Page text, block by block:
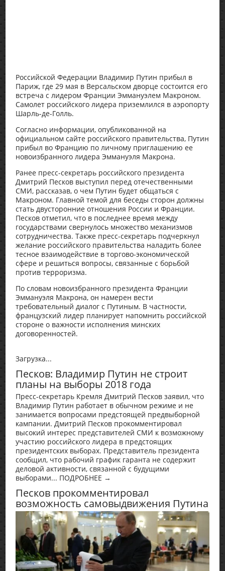
Российской Федерации Владимир Путин прибыл в
Париж, где 29 мая в Версальском дворце состоится его
встреча с лидером Франции Эммануэлем Макроном.
Самолет российского лидера приземлился в аэропорту
Шарль-де-Голль.
Согласно информации, опубликованной на
официальном сайте российского правительства, Путин
прибыл во Францию по личному приглашению ее
новоизбранного лидера Эммануэля Макрона.
Ранее пресс-секретарь российского президента
Дмитрий Песков выступил перед отечественными
СМИ, рассказав, о чем Путин будет общаться с
Макроном. Главной темой для беседы сторон должны
стать двусторонние отношения России и Франции.
Песков отметил, что в последнее время между
государствами свернулось множество механизмов
сотрудничества. Также пресс-секретарь подчеркнул
желание российского правительства наладить более
тесное взаимодействие в торгово-экономической
сфере и решиться вопросы, связанные с борьбой
против терроризма.
По словам новоизбранного президента Франции
Эммануэля Макрона, он намерен вести
требовательный диалог с Путиным. В частности,
французский лидер планирует напомнить российской
стороне о важности исполнения минских
договоренностей.
Загрузка...
Песков: Владимир Путин не строит
планы на выборы 2018 года
Пресс-секретарь Кремля Дмитрий Песков заявил, что
Владимир Путин работает в обычном режиме и не
занимается вопросами предстоящей предвыборной
кампании. Дмитрий Песков прокомментировал
высокий интерес представителей СМИ к возможному
участию российского лидера в предстоящих
президентских выборах. Представитель президента
сообщил, что рабочий график гаранта не содержит
деловой активности, связанной с будущими
выборами... ПОДРОБНЕЕ →
Песков прокомментировал
возможность самовыдвижения Путина